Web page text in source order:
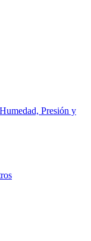
Presión y